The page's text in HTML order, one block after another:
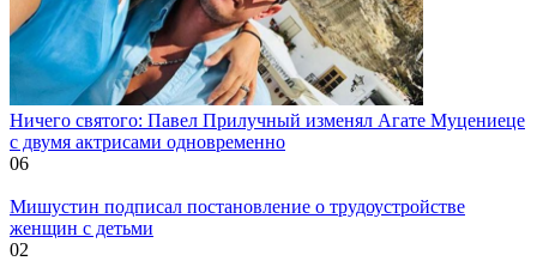
Ничего святого: Павел Прилучный изменял Агате Муцениеце
с двумя актрисами одновременно
06
Мишустин подписал постановление о трудоустройстве
женщин с детьми
02